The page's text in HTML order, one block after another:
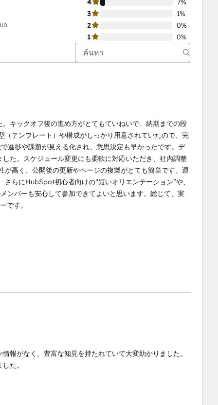
ด
4
7%
3
1%
2
0%
1
0%
キックオフ後の進め方がとてもていねいで、納期までの段
テンプレート）や構成がしっかり用意されていたので、完
進捗や課題が見える化され、意思決定も早かったです。デ
た。スケジュール変更にも柔軟に対応いただき、社内調整
高く、公開後の更新やページの複製がとても簡単です。運
らにHubSpot初心者向けの“短いオリエンテーション”や、
ンバーも安心して参加できてよいと思います。総じて、実
です。
報がなく、豊富な知見を持たれていて大変助かりました。
た。